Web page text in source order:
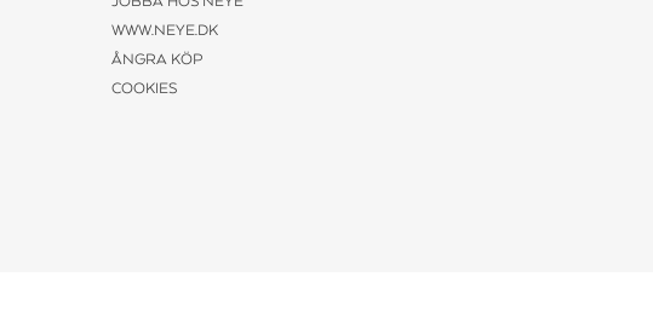
WWW.NEYE.DK
ÅNGRA KÖP
COOKIES